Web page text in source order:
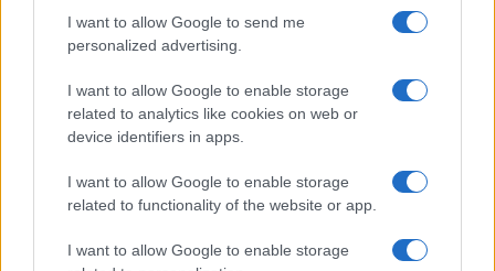
I want to allow Google to send me
personalized advertising.
I want to allow Google to enable storage
related to analytics like cookies on web or
device identifiers in apps.
I want to allow Google to enable storage
related to functionality of the website or app.
I want to allow Google to enable storage
Roba da criminali
di Nicola Porro
7 Novembre 2018, 16:58